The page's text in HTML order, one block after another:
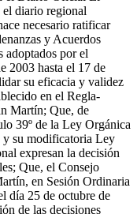
el diario regional
necesario ratificar
y Acuerdos
adoptados por el
2003 hasta el 17 de
su eficacia y validez
en el Regla-
Martín; Que, de
39º de la Ley Orgánica
y su modificatoria Ley
expresan la decisión
Que, el Consejo
en Sesión Ordinaria
día 25 de octubre de
de las decisiones